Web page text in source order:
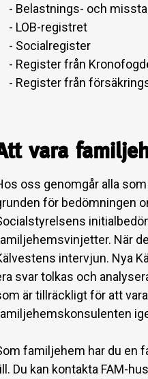
- Belastnings- och
- LOB-registret
- Socialregister
- Register från
- Register från
vara
oss genomgår alla
för bedömningen
När
intervjun. Nya
svar tolkas och
är tillräckligt för att
familjehem har du en
Du kan kontakta FAM-